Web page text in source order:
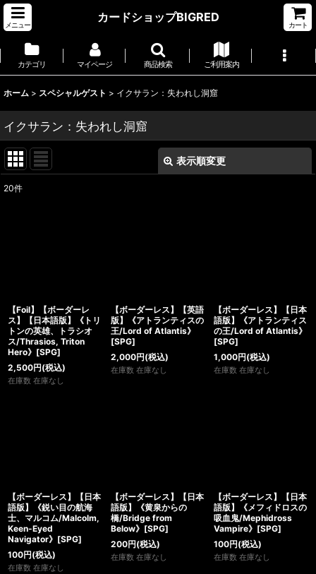
メニュー
カードショップBIGRED
カート
カテゴリ マイページ 商品検索 ご利用案内
ホーム > スペシャルゲスト > イクサラン：失われし洞窟
イクサラン：失われし洞窟
表示順変更
20件
【Foil】【ボーダーレ
ス】【日本語版】《トリ
トンの英雄、トラシオ
ス/Thrasios, Triton
Hero》[SPG]
2,500円(税込)
在庫数 在庫なし
【ボーダーレス】【英語
版】《アトランティスの
王/Lord of Atlantis》
[SPG]
2,000円(税込)
在庫数 在庫なし
【ボーダーレス】【日本
語版】《アトランティス
の王/Lord of Atlantis》
[SPG]
1,000円(税込)
在庫数 在庫なし
【ボーダーレス】【日本
語版】《鋭い目の航海
士、マルコム/Malcolm,
Keen-Eyed
Navigator》[SPG]
100円(税込)
在庫数 在庫なし
【ボーダーレス】【日本
語版】《黄泉からの
橋/Bridge from
Below》[SPG]
200円(税込)
在庫数 在庫なし
【ボーダーレス】【日本
語版】《メフィドロスの
吸血鬼/Mephidross
Vampire》[SPG]
100円(税込)
在庫数 在庫なし